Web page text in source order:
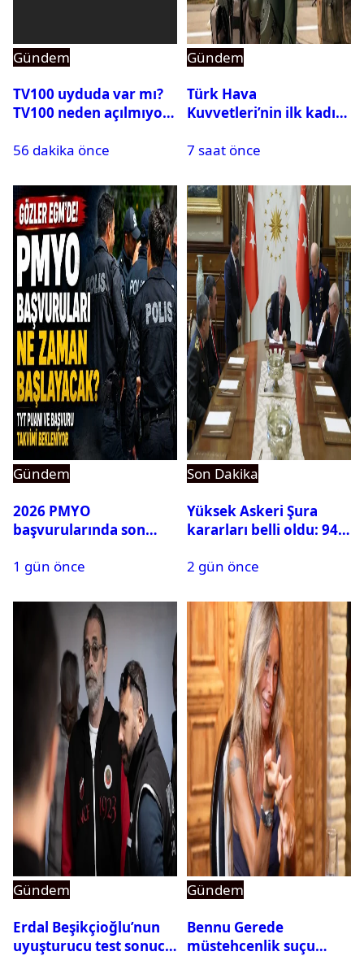
Gündem
TV100 uyduda var mı?
TV100 neden açılmıyor?
56 dakika önce
Gündem
Türk Hava
Kuvvetleri’nin ilk kadın
Karapınar hakkında
ortaya çıktı
7 saat önce
Gündem
2026 PMYO
başvurularında son
1 gün önce
Son Dakika
Yüksek Askeri Şura
kararları belli oldu: 94
2 gün önce
Gündem
Erdal Beşikçioğlu’nun
uyuşturucu test sonucu
Gündem
Bennu Gerede
müstehcenlik suçu